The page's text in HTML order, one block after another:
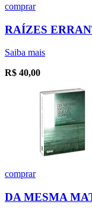
comprar
RAÍZES
Saiba mais
R$ 40,00
comprar
DA MESMA